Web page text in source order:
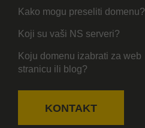
Kako mogu preseliti domenu?
Koji su vaši NS serveri?
Koju domenu izabrati za web
stranicu ili blog?
KONTAKT